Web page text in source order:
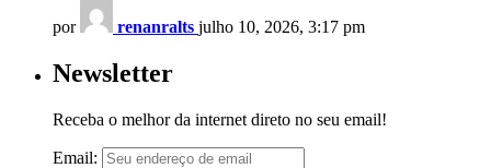
por renanralts julho 10, 2026, 3:17 pm
Newsletter
Receba o melhor da internet direto no seu email!
Email: